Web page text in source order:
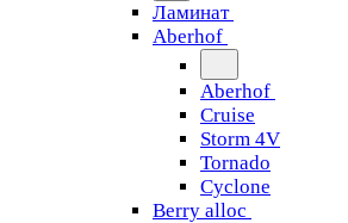
Ламинат
Aberhof
Aberhof
Cruise
Storm 4V
Tornado
Сyclone
Berry alloc